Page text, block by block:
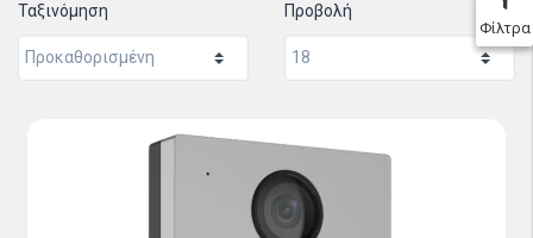
Ταξινόμηση Προβολή
Φίλτρα